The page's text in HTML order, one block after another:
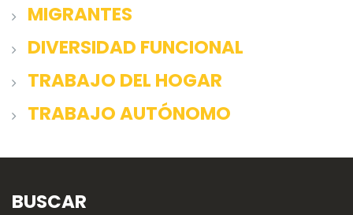
MIGRANTES
DIVERSIDAD FUNCIONAL
TRABAJO DEL HOGAR
TRABAJO AUTÓNOMO
BUSCAR